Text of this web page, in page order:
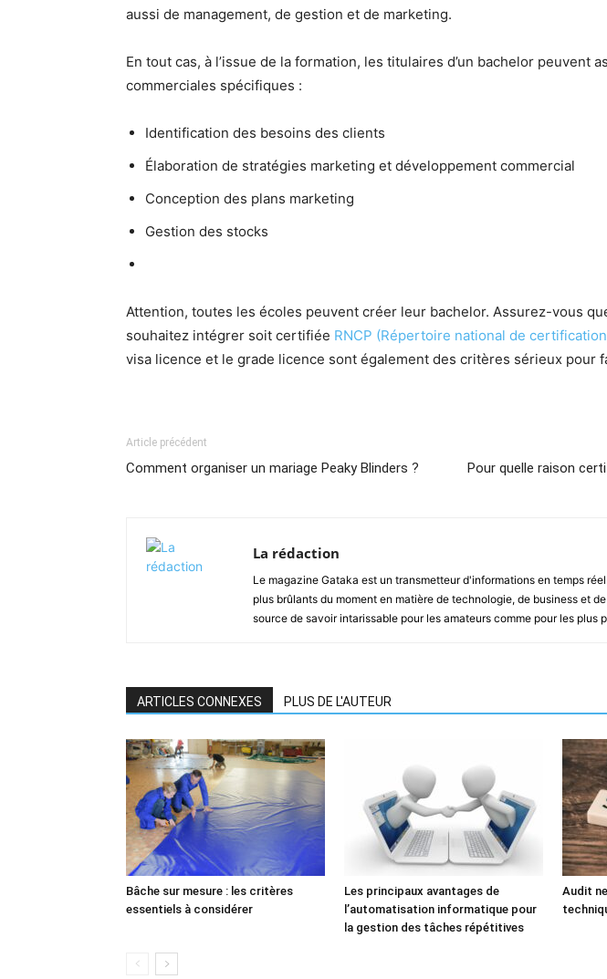
aussi de management, de gestion et de marketing.
En tout cas, à l’issue de la formation, les titulaires d’un bachelor peuvent
commerciales spécifiques :
Identification des besoins des clients
Élaboration de stratégies marketing et développement commercial
Conception des plans marketing
Gestion des stocks
Attention, toutes les écoles peuvent créer leur bachelor. Assurez-vous
souhaitez intégrer soit certifiée RNCP (Répertoire national de
visa licence et le grade licence sont également des critères sérieux pour
Article précédent
Comment organiser un mariage Peaky Blinders ? Pour quelle raison
La rédaction
Le magazine Gataka est un transmetteur d'informations en temps
plus brûlants du moment en matière de technologie, de business et
source de savoir intarissable pour les amateurs comme pour les plus
ARTICLES CONNEXES PLUS DE L'AUTEUR
Bâche sur mesure : les critères
essentiels à considérer
Les principaux avantages de
l’automatisation informatique pour
la gestion des tâches répétitives
Audit